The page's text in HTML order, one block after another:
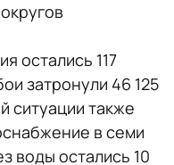
остались 117
затронули 46 125
ситуации также
в семи
воды остались 10